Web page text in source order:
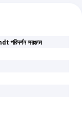
পরিদর্শন সরঞ্জাম